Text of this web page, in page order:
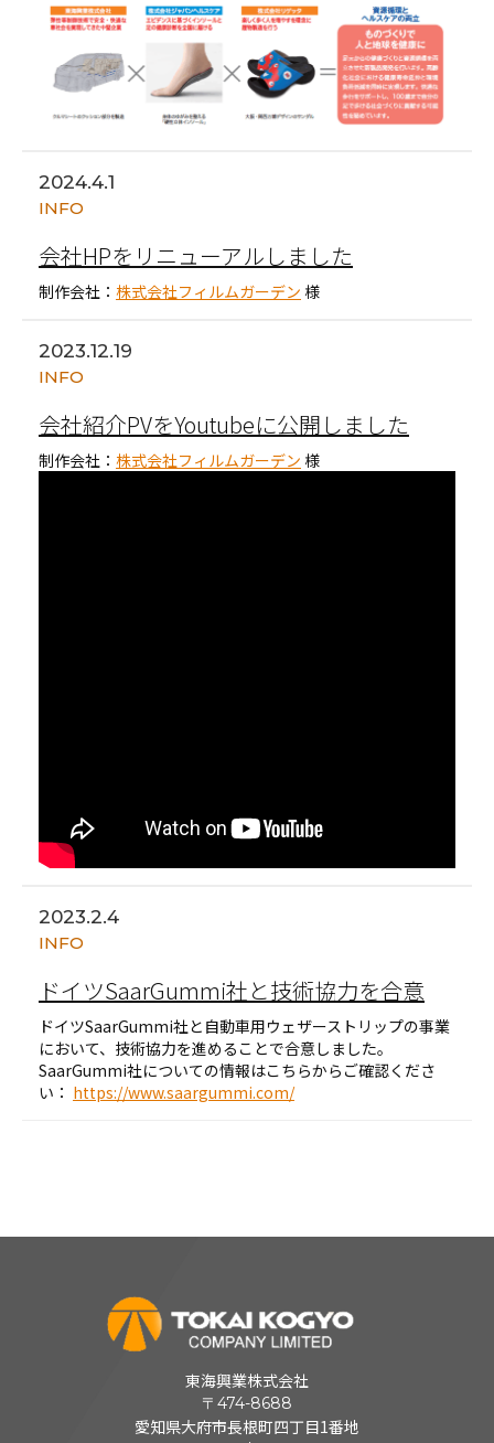
2024.4.1
INFO
会社HPをリニューアルしました
制作会社： 株式会社フィルムガーデン 様
2023.12.19
INFO
会社紹介PVをYoutubeに公開しました
制作会社： 株式会社フィルムガーデン 様
2023.2.4
INFO
ドイツSaarGummi社と技術協力を合意
ドイツSaarGummi社と自動車用ウェザーストリップの事業
において、技術協力を進めることで合意しました。
SaarGummi社についての情報はこちらからご確認くださ
い： https://www.saargummi.com/
東海興業株式会社
〒474-8688
愛知県大府市長根町四丁目1番地